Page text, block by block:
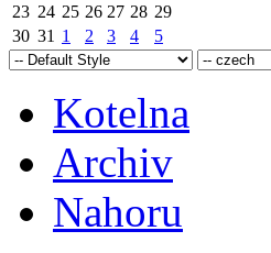
23 24 25 26 27 28 29
30 31 1 2 3 4 5
Kotelna
Archiv
Nahoru